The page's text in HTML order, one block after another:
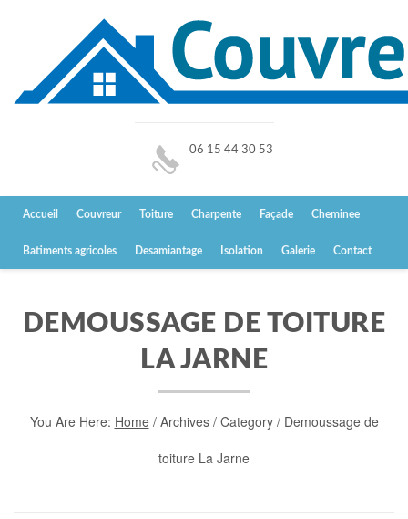
06 15 44 30 53
Accueil Couvreur Toiture Charpente Façade Cheminee
Batiments agricoles Desamiantage Isolation Galerie Contact
DEMOUSSAGE DE TOITURE
LA JARNE
You Are Here: Home/ Archives/ Category / Demoussage de
toiture La Jarne